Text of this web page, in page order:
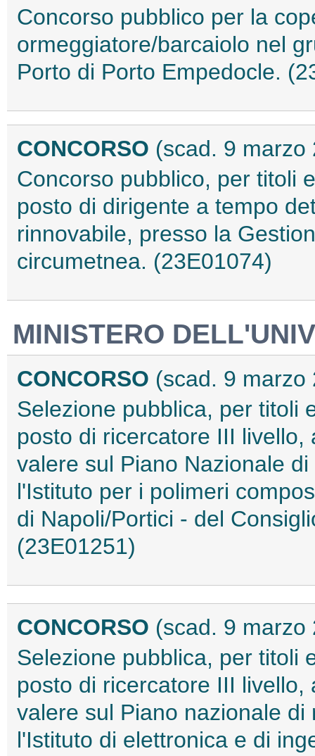
Concorso pubblico per la
ormeggiatore/barcaiolo nel
Porto di Porto Empedocle.
CONCORSO (scad. 9 marzo
Concorso pubblico, per titoli
posto di dirigente a tempo
rinnovabile, presso la
circumetnea. (23E01074)
MINISTERO
CONCORSO (scad. 9 marzo
Selezione pubblica, per titoli
posto di ricercatore III
valere sul Piano Nazionale
l'Istituto per i polimeri
di Napoli/Portici - del
(23E01251)
CONCORSO (scad. 9 marzo
Selezione pubblica, per titoli
posto di ricercatore III
valere sul Piano nazionale
l'Istituto di elettronica e di